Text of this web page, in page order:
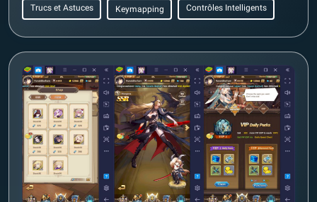
Trucs et Astuces Keymapping Contrôles Intelligents